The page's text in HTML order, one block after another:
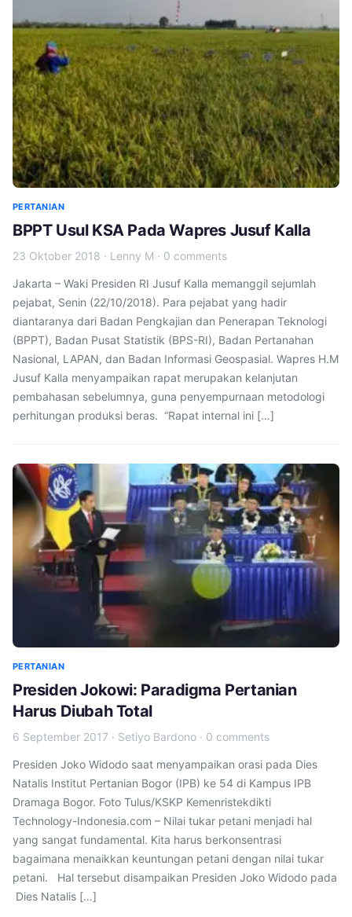
PERTANIAN
BPPT Usul KSA Pada Wapres Jusuf Kalla
23 Oktober 2018 · Lenny M · 0 comments
Jakarta – Waki Presiden RI Jusuf Kalla memanggil sejumlah
pejabat, Senin (22/10/2018). Para pejabat yang hadir
diantaranya dari Badan Pengkajian dan Penerapan Teknologi
(BPPT), Badan Pusat Statistik (BPS-RI), Badan Pertanahan
Nasional, LAPAN, dan Badan Informasi Geospasial. Wapres H.M
Jusuf Kalla menyampaikan rapat merupakan kelanjutan
pembahasan sebelumnya, guna penyempurnaan metodologi
perhitungan produksi beras. “Rapat internal ini […]
PERTANIAN
Presiden Jokowi: Paradigma Pertanian
Harus Diubah Total
6 September 2017 · Setiyo Bardono · 0 comments
Presiden Joko Widodo saat menyampaikan orasi pada Dies
Natalis Institut Pertanian Bogor (IPB) ke 54 di Kampus IPB
Dramaga Bogor. Foto Tulus/KSKP Kemenristekdikti
Technology-Indonesia.com – Nilai tukar petani menjadi hal
yang sangat fundamental. Kita harus berkonsentrasi
bagaimana menaikkan keuntungan petani dengan nilai tukar
petani. Hal tersebut disampaikan Presiden Joko Widodo pada
Dies Natalis […]